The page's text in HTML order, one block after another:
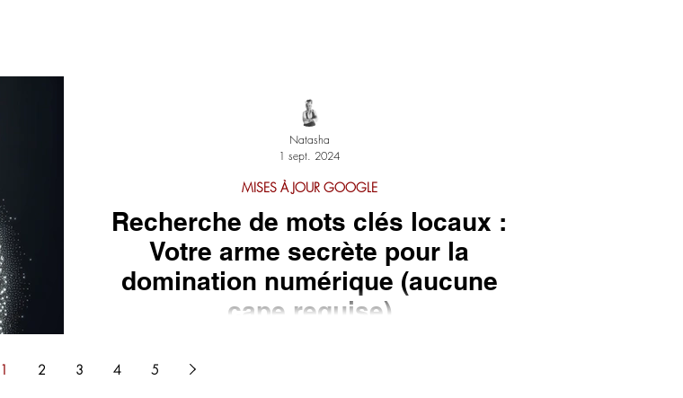
Recherche de mots clés locaux :
Votre arme secrète pour la
domination numérique (aucune
cape requise)
MISES À JOUR GOOGLE
Natasha
1 sept. 2024
1 2 3 4 5